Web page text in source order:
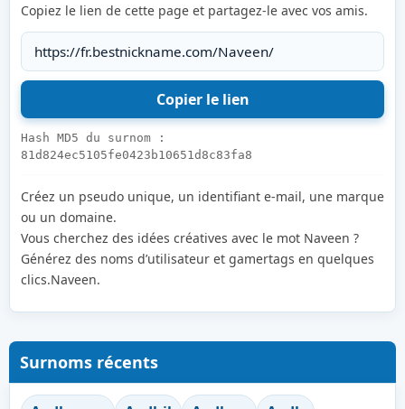
Copiez le lien de cette page et partagez-le avec vos amis.
Hash MD5 du surnom :
81d824ec5105fe0423b10651d8c83fa8
Créez un pseudo unique, un identifiant e-mail, une marque
ou un domaine.
Vous cherchez des idées créatives avec le mot Naveen ?
Générez des noms d’utilisateur et gamertags en quelques
clics.Naveen.
Surnoms récents